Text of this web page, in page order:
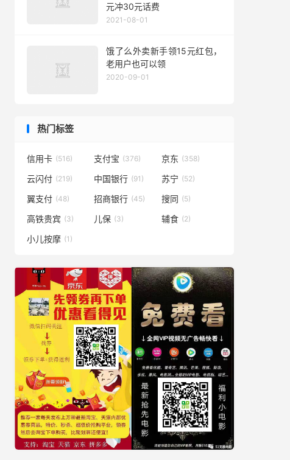
元冲30元话费
2021-08-01
饿了么外卖新手领15元红包，
老用户也可以领
2020-09-01
热门标签
信用卡 (516) 支付宝 (376) 京东 (358)
云闪付 (219) 中国银行 (91) 苏宁 (52)
翼支付 (48) 招商银行 (45) 搜同 (5)
高铁贵宾 (3) 儿保 (3) 辅食 (2)
小儿按摩 (1)